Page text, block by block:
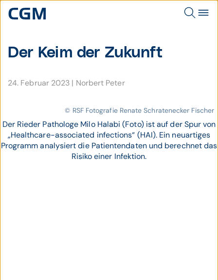
Der Keim der Zukunft
24. Februar 2023 | Norbert Peter
© RSF Fotografie Renate Schratenecker Fischer
Der Rieder Pathologe Milo Halabi (Foto) ist auf der Spur von
„Healthcare-associated infections“ (HAI). Ein neuartiges
Programm analysiert die Patientendaten und berechnet das
Risiko einer Infektion.